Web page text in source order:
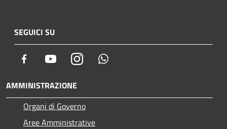
SEGUICI SU
Facebook YoutubeInstagram
AMMINISTRAZIONE
Organi di Governo
Aree Amministrative